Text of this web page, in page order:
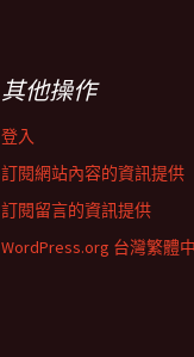
其他操作
登入
訂閱網站內容的資訊提供
訂閱留言的資訊提供
WordPress.org 台灣繁體